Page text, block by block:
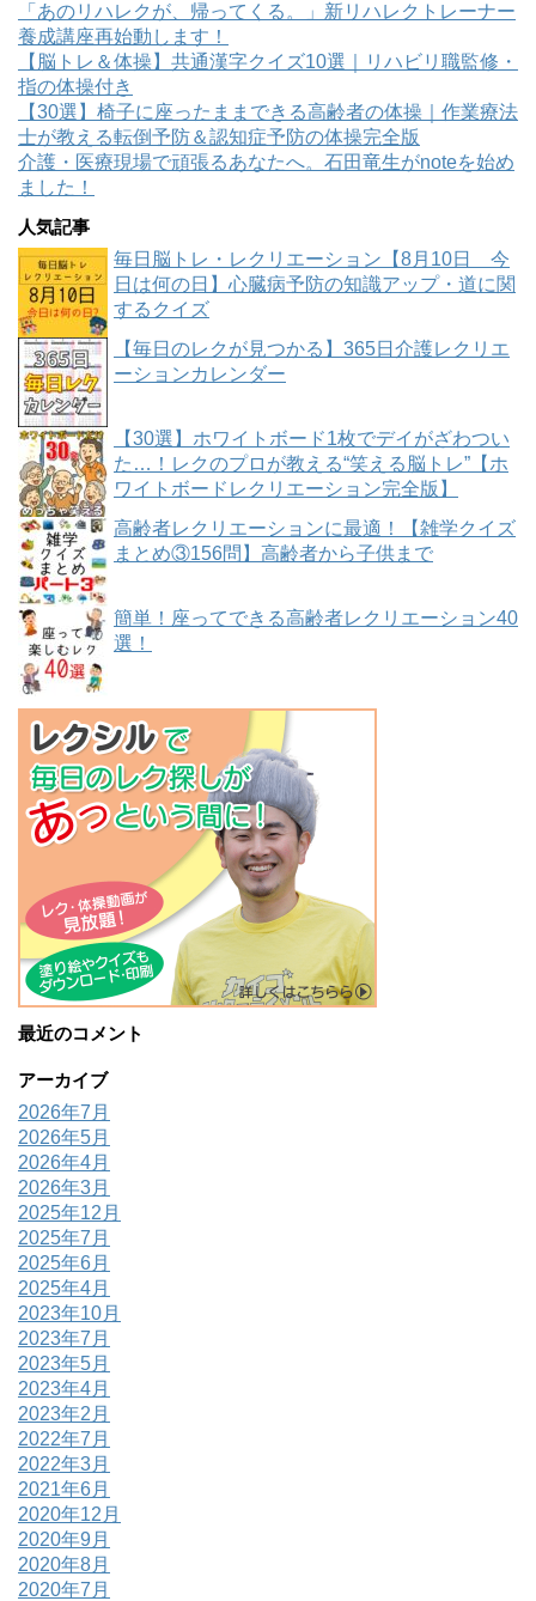
「あのリハレクが、帰ってくる。」新リハレクトレーナー
養成講座再始動します！
【脳トレ＆体操】共通漢字クイズ10選｜リハビリ職監修・
指の体操付き
【30選】椅子に座ったままできる高齢者の体操｜作業療法
士が教える転倒予防＆認知症予防の体操完全版
介護・医療現場で頑張るあなたへ。石田竜生がnoteを始め
ました！
人気記事
毎日脳トレ・レクリエーション【8月10日 今
日は何の日】心臓病予防の知識アップ・道に関
するクイズ
【毎日のレクが見つかる】365日介護レクリエ
ーションカレンダー
【30選】ホワイトボード1枚でデイがざわつい
た…！レクのプロが教える“笑える脳トレ”【ホ
ワイトボードレクリエーション完全版】
高齢者レクリエーションに最適！【雑学クイズ
まとめ③156問】高齢者から子供まで
簡単！座ってできる高齢者レクリエーション40
選！
最近のコメント
アーカイブ
2026年7月
2026年5月
2026年4月
2026年3月
2025年12月
2025年7月
2025年6月
2025年4月
2023年10月
2023年7月
2023年5月
2023年4月
2023年2月
2022年7月
2022年3月
2021年6月
2020年12月
2020年9月
2020年8月
2020年7月